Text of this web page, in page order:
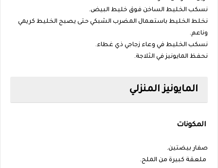
نسكب الخليط الساخن فوق خليط البيض.
نخلط الخليط باستعمال المضرب الشبكي حتى يصبح الخليط كريمي
وناعم.
نسكب الخليط في وعاء زجاجي ذي غطاء.
نحفظ المايونيز في الثلاجة.
المايونيز المنزلي
المكونات
صفار بيضتين.
ملعقة كبيرة من الملح.